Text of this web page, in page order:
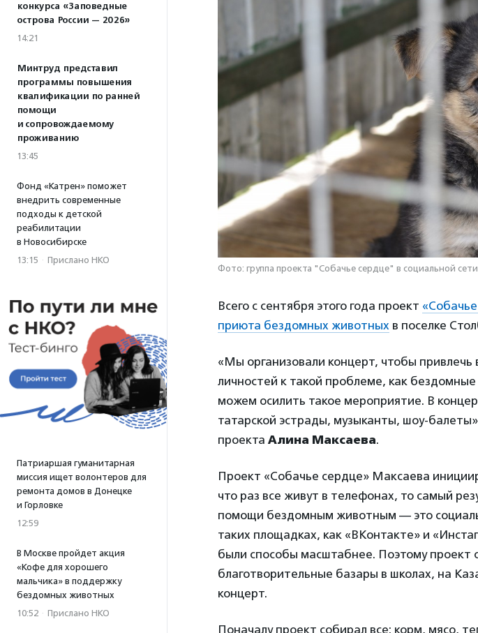
конкурса «Заповедные
острова России — 2026»
14:21
Минтруд представил
программы повышения
квалификации по ранней
помощи
и сопровождаемому
проживанию
13:45
Фонд «Катрен» поможет
внедрить современные
подходы к детской
реабилитации
в Новосибирске
13:15 · Прислано НКО
Патриаршая гуманитарная
миссия ищет волонтеров для
ремонта домов в Донецке
и Горловке
12:59
В Москве пройдет акция
«Кофе для хорошего
мальчика» в поддержку
бездомных животных
10:52 · Прислано НКО
Фото: группа проекта "Собачье сердце" в социальной сети
Всего с сентября этого года проект
приюта бездомных животных в поселке
«Мы организовали концерт, чтобы
личностей к такой проблеме, как
можем осилить такое мероприятие. В
татарской эстрады, музыканты, шоу-
проекта Алина Максаева.
Проект «Собачье сердце» Максаева
что раз все живут в телефонах, то самый
помощи бездомным животным — это
таких площадках, как «ВКонтакте» и
были способы масштабнее. Поэтому проект
благотворительные базары в школах, на
концерт.
Поначалу проект собирал все: корм, мясо,